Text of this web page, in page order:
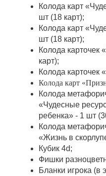
Колода карт
шт (18 карт);
Колода карт
шт (18 карт);
Колода
карт);
Колода карточек
Колода карт
Колода
«Чудесные
ребенка» - 1 шт
Колода
«Жизнь в
Кубик 4d;
Фишки
Бланки игрока (в